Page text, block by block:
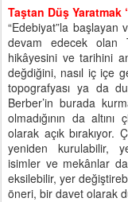
Taştan Düş Yaratmak
“Edebiyat”la başlayan
devam edecek olan
hikâyesini ve tarihini
değdiğini, nasıl iç içe
topografyası ya da
Berber’in burada
olmadığının da
olarak açık
yeniden kurulabilir,
isimler ve mekânlar
eksilebilir, yer
öneri, bir davet olarak